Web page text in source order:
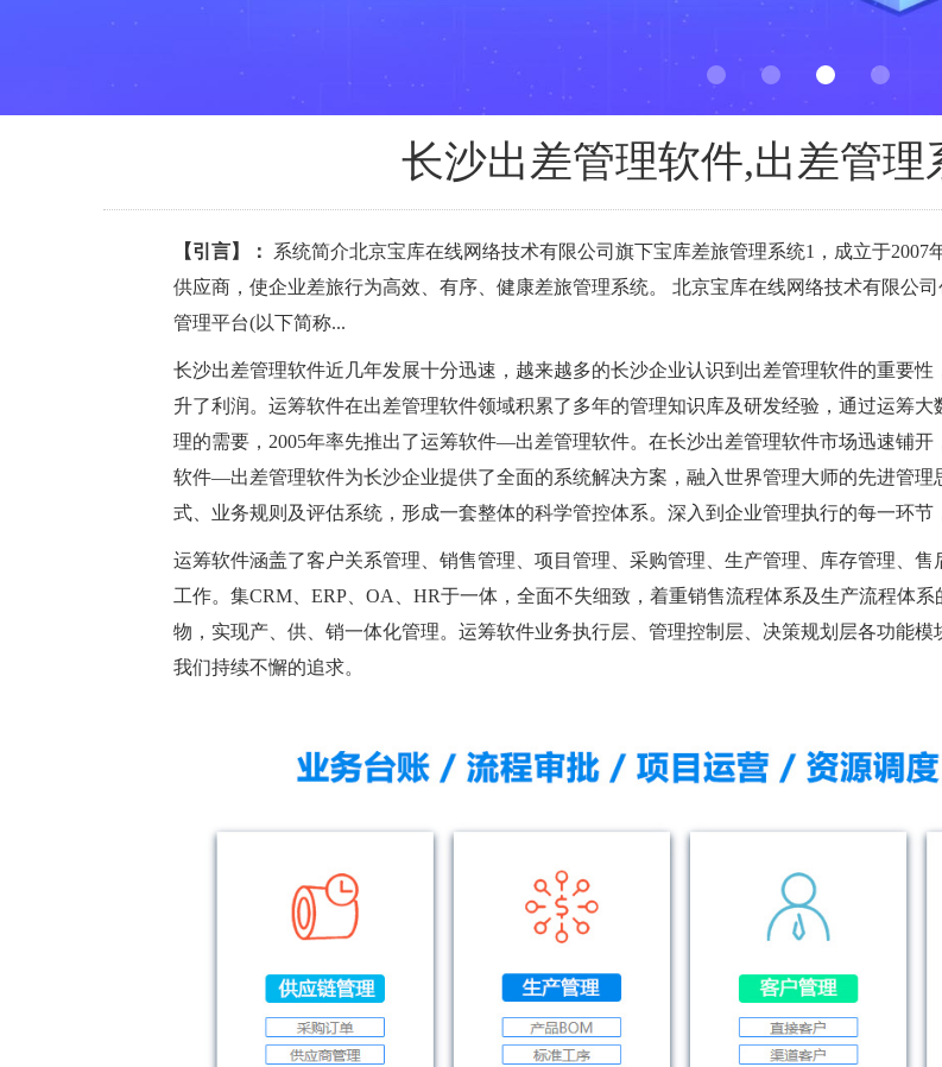
长沙出差管理软件,出差管理
【引言】：
系统简介北京宝库在线网络技术有限公司旗下宝库差旅管理系统1，成立于
供应商，使企业差旅行为高效、有序、健康差旅管理系统。 北京宝库在线网络技术有限公
管理平台(以下简称...
长沙出差管理软件近几年发展十分迅速，越来越多的长沙企业认识到出差管理软件的重要
升了利润。运筹软件在出差管理软件领域积累了多年的管理知识库及研发经验，通过运筹
理的需要，2005年率先推出了运筹软件—出差管理软件。在长沙出差管理软件市场迅速铺
软件—出差管理软件为长沙企业提供了全面的系统解决方案，融入世界管理大师的先进管
式、业务规则及评估系统，形成一套整体的科学管控体系。深入到企业管理执行的每一环节
运筹软件涵盖了客户关系管理、销售管理、项目管理、采购管理、生产管理、库存管理、
工作。集CRM、ERP、OA、HR于一体，全面不失细致，着重销售流程体系及生产流程体
物，实现产、供、销一体化管理。运筹软件业务执行层、管理控制层、决策规划层各功能
我们持续不懈的追求。